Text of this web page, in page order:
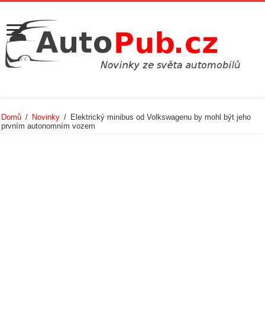
Domů / Novinky / Elektrický minibus od Volkswagenu by mohl být jeho
prvním autonomním vozem